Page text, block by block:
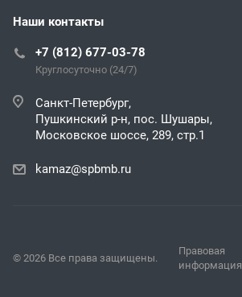
Наши контакты
+7 (812) 677-03-78
Круглосуточно (24/7)
Санкт-Петербург,
Пушкинский р-н, пос. Шушары,
Московское шоссе, 289, стр.1
kamaz@spbmb.ru
© 2026 Все права защищены.
Правовая
информация